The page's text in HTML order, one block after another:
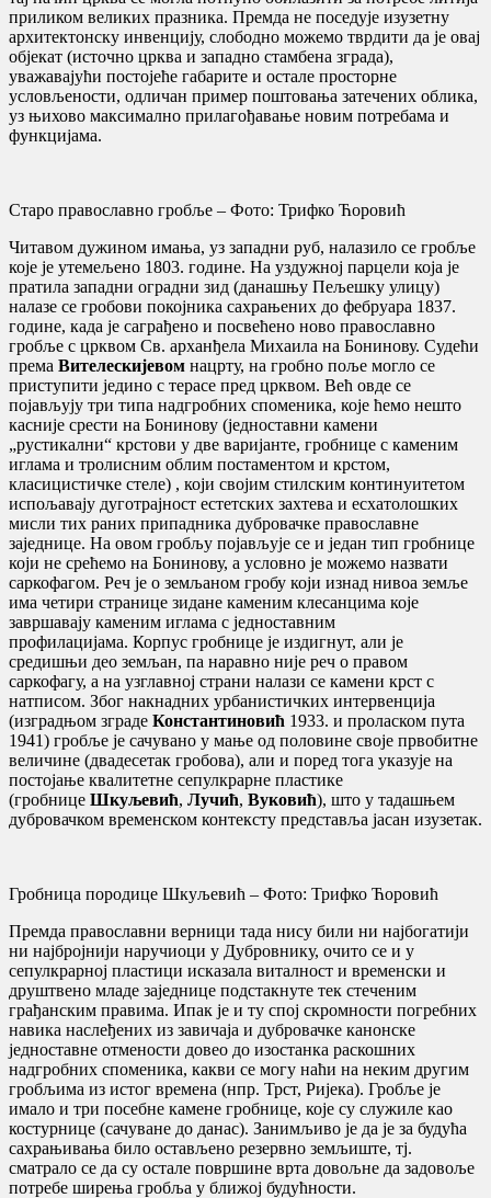
приликом великих празника. Премда не поседује изузетну
архитектонску инвенцију, слободно можемо тврдити да је овај
објекат (источно црква и западно стамбена зграда),
уважавајући постојеће габарите и остале просторне
условљености, одличан пример поштовања затечених облика,
уз њихово максимално прилагођавање новим потребама и
функцијама.
Старо православно гробље – Фото: Трифко Ћоровић
Читавом дужином имања, уз западни руб, налазило се гробље
које је утемељено 1803. године. На уздужној парцели која је
пратила западни оградни зид (данашњу Пељешку улицу)
налазе се гробови покојника сахрањених до фебруара 1837.
године, када је саграђено и посвећено ново православно
гробље с црквом Св. арханђела Михаила на Бонинову. Судећи
према Вителескијевом нацрту, на гробно поље могло се
приступити једино с терасе пред црквом. Већ овде се
појављују три типа надгробних споменика, које ћемо нешто
касније срести на Бонинову (једноставни камени
„рустикални“ крстови у две варијанте, гробнице с каменим
иглама и тролисним облим постаментом и крстом,
класицистичке стеле) , који својим стилским континуитетом
испољавају дуготрајност естетских захтева и есхатолошких
мисли тих раних припадника дубровачке православне
заједнице. На овом гробљу појављује се и један тип гробнице
који не срећемо на Бонинову, а условно је можемо назвати
саркофагом. Реч је о земљаном гробу који изнад нивоа земље
има четири странице зидане каменим клесанцима које
завршавају каменим иглама с једноставним
профилацијама. Корпус гробнице је издигнут, али је
средишњи део земљан, па наравно није реч о правом
саркофагу, а на узглавној страни налази се камени крст с
натписом. Због накнадних урбанистичких интервенција
(изградњом зграде Константиновић 1933. и проласком пута
1941) гробље је сачувано у мање од половине своје првобитне
величине (двадесетак гробова), али и поред тога указује на
постојање квалитетне сепулкрарне пластике
(гробнице Шкуљевић, Лучић, Вуковић), што у тадашњем
дубровачком временском контексту представља јасан изузетак.
Гробница породице Шкуљевић – Фото: Трифко Ћоровић
Премда православни верници тада нису били ни најбогатији
ни најбројнији наручиоци у Дубровнику, очито се и у
сепулкрарној пластици исказала виталност и временски и
друштвено младе заједнице подстакнуте тек стеченим
грађанским правима. Ипак је и ту спој скромности погребних
навика наслеђених из завичаја и дубровачке канонске
једноставне отмености довео до изостанка раскошних
надгробних споменика, какви се могу наћи на неким другим
гробљима из истог времена (нпр. Трст, Ријека). Гробље је
имало и три посебне камене гробнице, које су служиле као
костурнице (сачуване до данас). Занимљиво је да је за будућа
сахрањивања било остављено резервно земљиште, тј.
сматрало се да су остале површине врта довољне да задовоље
потребе ширења гробља у ближој будућности.